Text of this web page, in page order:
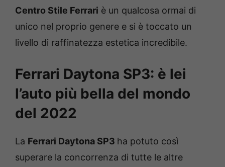
Centro Stile Ferrari è un qualcosa ormai di
unico nel proprio genere e si è toccato un
livello di raffinatezza estetica incredibile.
Ferrari Daytona SP3: è lei
l’auto più bella del mondo
del 2022
La Ferrari Daytona SP3 ha potuto così
superare la concorrenza di tutte le altre